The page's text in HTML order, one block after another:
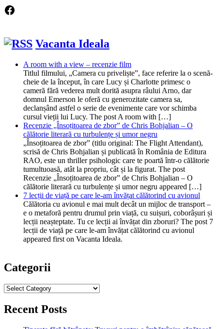
Facebook
Vacanta Ideala
A room with a view – recenzie film
Titlul filmului, „Camera cu priveliște”, face referire la o scenă-
cheie de la început, în care Lucy și Charlotte primesc o
cameră fără vederea mult dorită asupra râului Arno, dar
domnul Emerson le oferă cu generozitate camera sa,
declanșând astfel o serie de evenimente care vor schimba
cursul vieții lui Lucy. The post A room with […]
Recenzie „Însoțitoarea de zbor” de Chris Bohjalian – O
călătorie literară cu turbulențe și umor negru
„Însoțitoarea de zbor” (titlu original: The Flight Attendant),
scrisă de Chris Bohjalian și publicată în România de Editura
RAO, este un thriller psihologic care te poartă într-o călătorie
tumultuoasă, atât la propriu, cât și la figurat. The post
Recenzie „Însoțitoarea de zbor” de Chris Bohjalian – O
călătorie literară cu turbulențe și umor negru appeared […]
7 lecții de viață pe care le-am învățat călătorind cu avionul
Călătoria cu avionul e mai mult decât un mijloc de transport –
e o metaforă pentru drumul prin viață, cu suișuri, coborâșuri și
lecții neașteptate. Tu ce lecții ai învățat din zboruri? The post 7
lecții de viață pe care le-am învățat călătorind cu avionul
appeared first on Vacanta Ideala.
Categorii
Categorii
Recent Posts